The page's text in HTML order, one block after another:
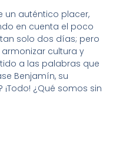
un auténtico placer,
en cuenta el poco
solo dos días; pero
cultura y
a las palabras que
Benjamín, su
¿Qué somos sin